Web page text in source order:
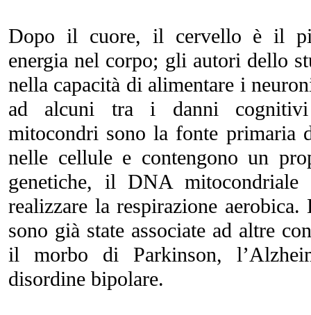
Dopo il cuore, il cervello è il
energia nel corpo; gli autori dello
nella capacità di alimentare i
ad alcuni tra i danni cognitivi
mitocondri sono la fonte primaria
nelle cellule e contengono un
genetiche, il DNA mitocondriale
realizzare la respirazione
sono già state associate ad altre
il morbo di Parkinson,
disordine bipolare.